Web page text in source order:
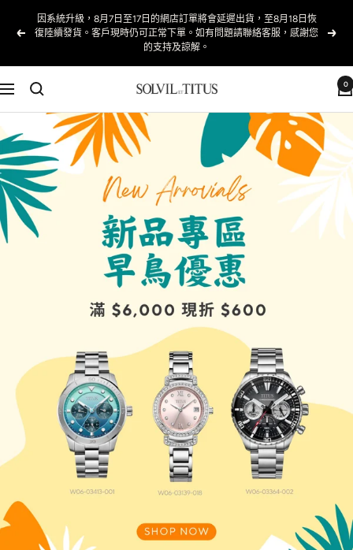
容
以
因系統升級，8月7日至17日的網店訂單將會延遲出貨，至8月18日恢
復陸續發貨。客戶現時仍可正常下單。如有問題請聯絡客服，感謝您
的支持及諒解。
下
導
航
Solvil
et
Titus
Taiwan
0